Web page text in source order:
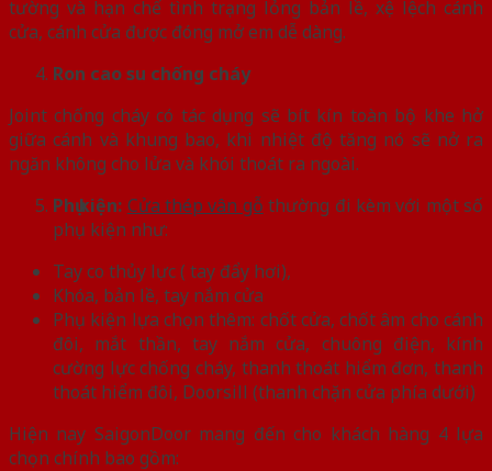
tường và hạn chế tình trạng lỏng bản lề, xệ lệch cánh
cửa, cánh cửa được đóng mở em dễ dàng.
Ron cao su chống cháy
Joint chống cháy có tác dụng sẽ bít kín toàn bộ khe hở
giữa cánh và khung bao, khi nhiệt độ tăng nó sẽ nở ra
ngăn không cho lửa và khói thoát ra ngoài.
Phụ kiện: Cửa thép vân gỗ thường đi kèm với một số
phụ kiện như:
Tay co thủy lực ( tay đẩy hơi),
Khóa, bản lề, tay nắm cửa
Phụ kiện lựa chọn thêm: chốt cửa, chốt âm cho cánh
đôi, mắt thần, tay nắm cửa, chuông điện, kính
cường lực chống cháy, thanh thoát hiểm đơn, thanh
thoát hiểm đôi, Doorsill (thanh chặn cửa phía dưới)
Hiện nay SaigonDoor mang đến cho khách hàng 4 lựa
chọn chính bao gồm: